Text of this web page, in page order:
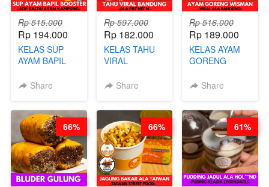
Rp 515.000
Rp 194.000
KELAS SUP
AYAM BAPIL
SOP KALDU
CHEF
STEPHANIE
Share
Rp 597.000
Rp 182.000
KELAS TAHU
VIRAL
ALA PRI*NG*N
Share
Rp 516.000
Rp 189.000
KELAS AYAM
GORENG
VIRAL ALA
STEPHANIE
Share
66% 66% 61%